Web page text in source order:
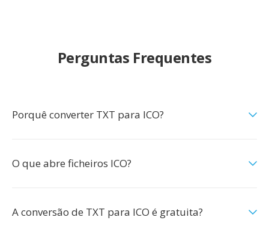
Perguntas Frequentes
Porquê converter TXT para ICO?
O que abre ficheiros ICO?
A conversão de TXT para ICO é gratuita?